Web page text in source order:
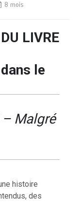
8 mois
LIVRE
le
– Malgré
histoire
des